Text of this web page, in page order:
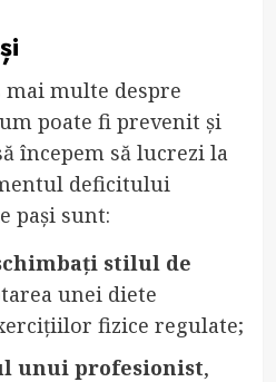
mai multe despre
poate fi prevenit și
începem să lucrezi la
deficitului
pași sunt:
stilul de
unei diete
fizice regulate;
unui profesionist,